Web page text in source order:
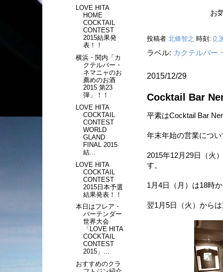
お
投稿者 北條智之 時刻:
ラベル: カクテルバー
2015/12/29
Cocktail Bar
平素はCocktail Bar
年末年始の営業につ
2015年12月29日（火
す。
1月4日（月）は18時
翌1月5日（火）から
LOVE HITA
HOME
COCKTAIL
CONTEST
2015結果発
表！！
横浜・関内「カ
クテルバー・
ネマニャのお
薦めのお酒
2015 第23
弾」！！
LOVE HITA
COCKTAIL
CONTEST
WORLD
GLAND
FINAL 2015
結...
LOVE HITA
COCKTAIL
CONTEST
2015日本予選
結果発表！！
本日はフレア・
バーテンダー
世界大会
「LOVE HITA
COCKTAIL
CONTEST
2015」...
おすすめのクラ